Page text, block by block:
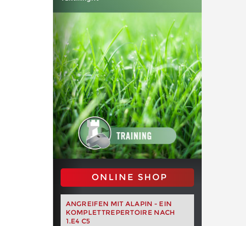
ONLINE SHOP
ANGREIFEN MIT ALAPIN - EIN
KOMPLETTREPERTOIRE NACH
1.E4 C5